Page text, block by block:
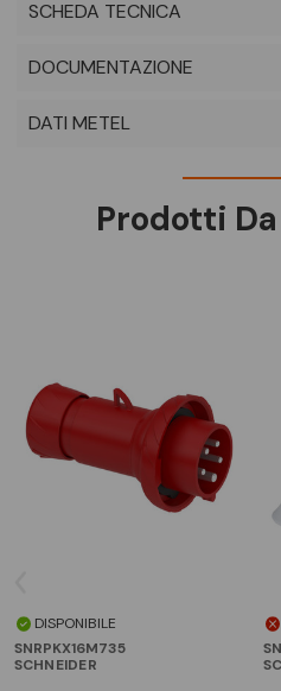
SCHEDA TECNICA
DOCUMENTAZIONE
DATI METEL
Prodotti
DISPONIBILE
SNRPKX16M735
SCHNEIDER